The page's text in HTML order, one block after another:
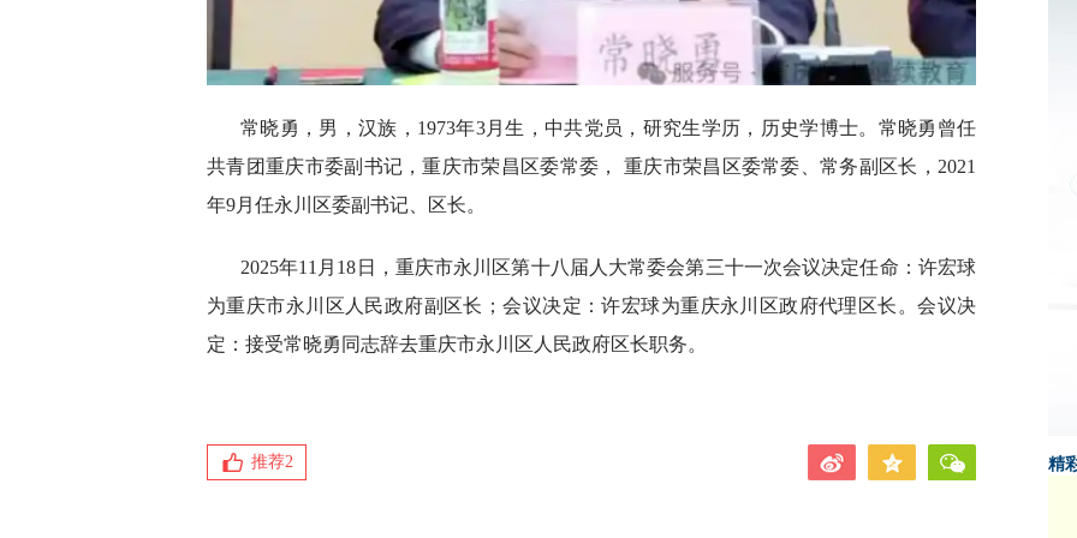
常晓勇，男，汉族，1973年3月生，中共党员，研究生学历，历史学博士。常晓勇曾任
共青团重庆市委副书记，重庆市荣昌区委常委， 重庆市荣昌区委常委、常务副区长，2021
年9月任永川区委副书记、区长。
2025年11月18日，重庆市永川区第十八届人大常委会第三十一次会议决定任命：许宏球
为重庆市永川区人民政府副区长；会议决定：许宏球为重庆永川区政府代理区长。会议决
定：接受常晓勇同志辞去重庆市永川区人民政府区长职务。
推荐2 精